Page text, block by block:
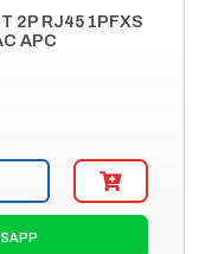
2P RJ45 1PFXS
APC